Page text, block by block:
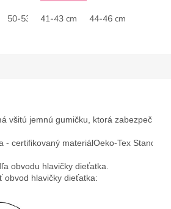
50-53 cm 47-49 cm
41-43 cm 44-46 cm
všitú jemnú gumičku, ktorá zabezpečí
- certifikovaný materiálOeko-Tex Standard
obvodu hlavičky dieťatka.
obvod hlavičky dieťatka: